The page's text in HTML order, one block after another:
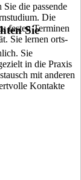
die passende
Die
festen Terminen
Sie lernen orts-
Sie
Sie
in die Praxis
mit anderen
Kontakte